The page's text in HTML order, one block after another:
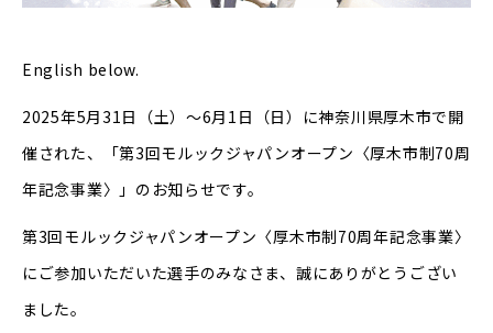
English below.
2025年5月31日（土）～6月1日（日）に神奈川県厚木市で開
催された、「第3回モルックジャパンオープン〈厚木市制70周
年記念事業〉」のお知らせです。
第3回モルックジャパンオープン〈厚木市制70周年記念事業〉
にご参加いただいた選手のみなさま、誠にありがとうござい
ました。